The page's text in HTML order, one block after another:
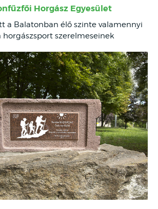
Horgász Egyesület
a Balatonban élő szinte valamennyi
horgászsport szerelmeseinek